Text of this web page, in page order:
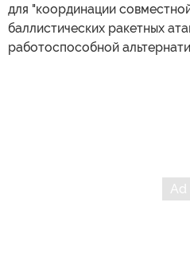
для "координации
баллистических ракетных
работоспособной